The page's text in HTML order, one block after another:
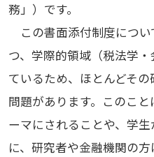
務」）です。
この書面添付制度につ
つ、学際的領域（税法学
ているため、ほとんどそ
問題があります。このこ
ーマにされることや、学
に、研究者や金融機関の